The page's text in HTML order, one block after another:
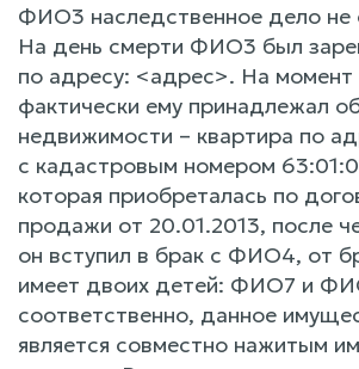
ФИО3 наследственное дело не
На день смерти ФИО3 был
по адресу: <адрес>. На момент
фактически ему принадлежал
недвижимости – квартира по
с кадастровым номером
которая приобреталась по
продажи от 20.01.2013, после
он вступил в брак с ФИО4, от
имеет двоих детей: ФИО7 и
соответственно, данное
является совместно нажитым